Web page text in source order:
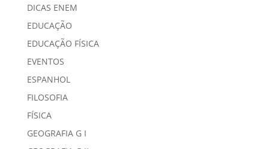
DICAS ENEM
EDUCAÇÃO
EDUCAÇÃO FÍSICA
EVENTOS
ESPANHOL
FILOSOFIA
FÍSICA
GEOGRAFIA G I